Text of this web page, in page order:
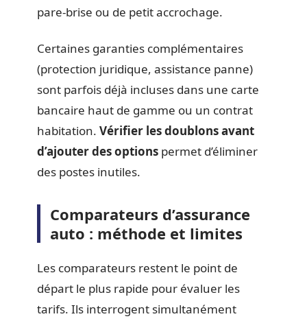
pare-brise ou de petit accrochage.
Certaines garanties complémentaires
(protection juridique, assistance panne)
sont parfois déjà incluses dans une carte
bancaire haut de gamme ou un contrat
habitation. Vérifier les doublons avant
d’ajouter des options permet d’éliminer
des postes inutiles.
Comparateurs d’assurance
auto : méthode et limites
Les comparateurs restent le point de
départ le plus rapide pour évaluer les
tarifs. Ils interrogent simultanément